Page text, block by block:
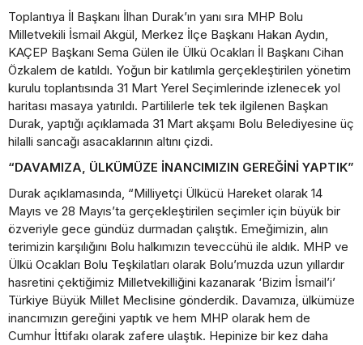
Toplantıya İl Başkanı İlhan Durak’ın yanı sıra MHP Bolu
Milletvekili İsmail Akgül, Merkez İlçe Başkanı Hakan Aydın,
KAÇEP Başkanı Sema Gülen ile Ülkü Ocakları İl Başkanı Cihan
Özkalem de katıldı. Yoğun bir katılımla gerçekleştirilen yönetim
kurulu toplantısında 31 Mart Yerel Seçimlerinde izlenecek yol
haritası masaya yatırıldı. Partililerle tek tek ilgilenen Başkan
Durak, yaptığı açıklamada 31 Mart akşamı Bolu Belediyesine üç
hilalli sancağı asacaklarının altını çizdi.
“DAVAMIZA, ÜLKÜMÜZE İNANCIMIZIN GEREĞİNİ YAPTIK”
Durak açıklamasında, “Milliyetçi Ülkücü Hareket olarak 14
Mayıs ve 28 Mayıs’ta gerçekleştirilen seçimler için büyük bir
özveriyle gece gündüz durmadan çalıştık. Emeğimizin, alın
terimizin karşılığını Bolu halkımızın teveccühü ile aldık. MHP ve
Ülkü Ocakları Bolu Teşkilatları olarak Bolu’muzda uzun yıllardır
hasretini çektiğimiz Milletvekilliğini kazanarak ‘Bizim İsmail’i’
Türkiye Büyük Millet Meclisine gönderdik. Davamıza, ülkümüze
inancımızın gereğini yaptık ve hem MHP olarak hem de
Cumhur İttifakı olarak zafere ulaştık. Hepinize bir kez daha